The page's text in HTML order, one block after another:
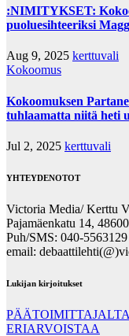
:NIMITYKSET:
puoluesihteeriksi
Aug 9, 2025 kerttuvali
Kokoomus
Kokoomuksen
tuhlaamatta niitä heti
Jul 2, 2025 kerttuvali
YHTEYDENOTOT
Victoria Media/ Kerttu
Pajamäenkatu 14,
Puh/SMS: 040-5563129
email:
Lukijan kirjoitukset
ERIARVOISTAA